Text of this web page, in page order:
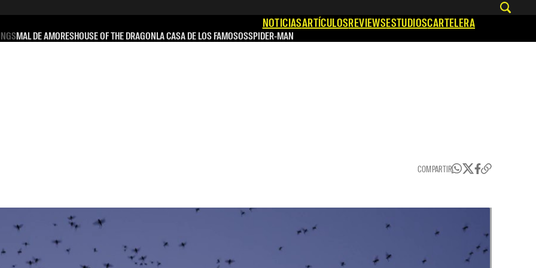
NOTICIASARTÍCULOSREVIEWSESTUDIOSCARTELERA
MAL DE AMORESHOUSE OF THE DRAGONLA CASA DE LOS FAMOSOSSPIDER-MAN
COMPARTIR